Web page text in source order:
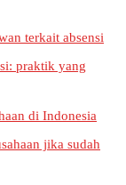
terkait absensi
praktik yang
di Indonesia
jika sudah